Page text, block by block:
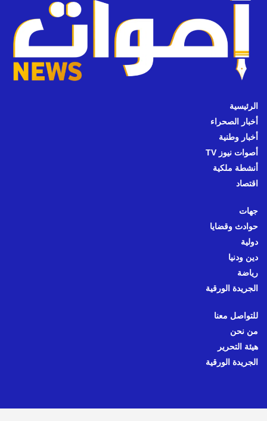
الرئيسية
أخبار الصحراء
أخبار وطنية
أصوات نيوز TV
أنشطة ملكية
اقتصاد
جهات
حوادث وقضايا
دولية
دين ودنيا
رياضة
الجريدة الورقية
للتواصل معنا
من نحن
هيئة التحرير
الجريدة الورقية